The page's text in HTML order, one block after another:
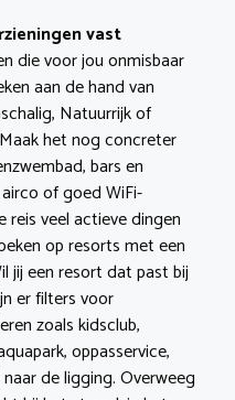
vast
die voor jou onmisbaar
aan de hand van
Natuurrijk of
het nog concreter
bars en
of goed WiFi-
reis veel actieve dingen
op resorts met een
jij een resort dat past bij
er filters voor
zoals kidsclub,
oppasservice,
de ligging. Overweeg